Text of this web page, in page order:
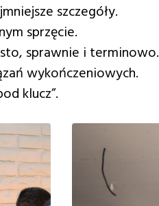
szczegóły.
sprzęcie.
sprawnie i terminowo.
wykończeniowych.
klucz”.